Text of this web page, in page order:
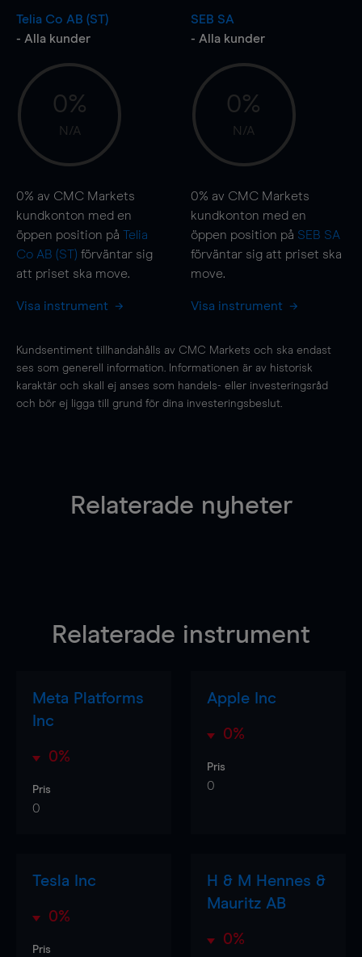
Telia Co AB (ST)
- Alla kunder
0%
N/A
0% av CMC Markets
kundkonton med en
öppen position på Telia
Co AB (ST) förväntar sig
att priset ska move.
Visa instrument
SEB SA
- Alla kunder
0%
N/A
0% av CMC Markets
kundkonton med en
öppen position på SEB SA
förväntar sig att priset ska
move.
Visa instrument
Kundsentiment tillhandahålls av CMC Markets och ska endast
ses som generell information. Informationen är av historisk
karaktär och skall ej anses som handels- eller investeringsråd
och bör ej ligga till grund för dina investeringsbeslut.
Relaterade nyheter
Relaterade instrument
Meta Platforms
Inc
0%
Pris
0
Apple Inc
0%
Pris
0
Tesla Inc
0%
Pris
H & M Hennes &
Mauritz AB
0%